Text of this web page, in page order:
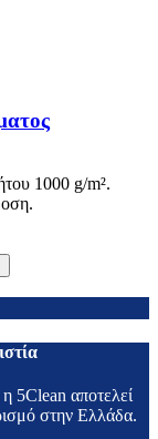
1000 g/m².
5Clean αποτελεί
στην Ελλάδα.